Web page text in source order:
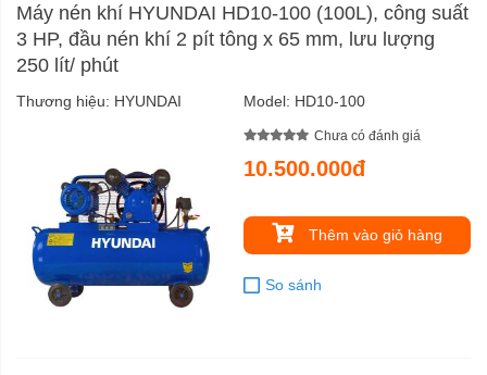
Máy nén khí HYUNDAI HD10-100 (100L), công suất
3 HP, đầu nén khí 2 pít tông x 65 mm, lưu lượng
250 lít/ phút
Thương hiệu: HYUNDAI Model: HD10-100
Chưa có đánh giá
10.500.000đ
Thêm vào giỏ hàng
So sánh